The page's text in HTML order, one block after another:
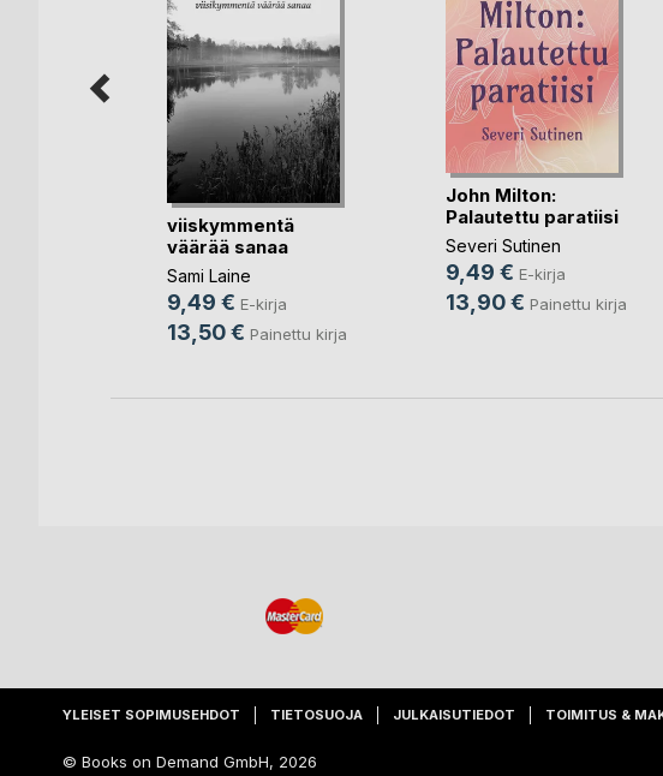
viiskymmentä
väärää sanaa
Sami Laine
9,49 € E-kirja
13,50 € Painettu kirja
John Milton:
Palautettu paratiisi
Severi Sutinen
9,49 € E-kirja
13,90 € Painettu kirja
YLEISET SOPIMUSEHDOT TIETOSUOJA JULKAISUTIEDOT TOIMITUS &
© Books on Demand GmbH, 2026